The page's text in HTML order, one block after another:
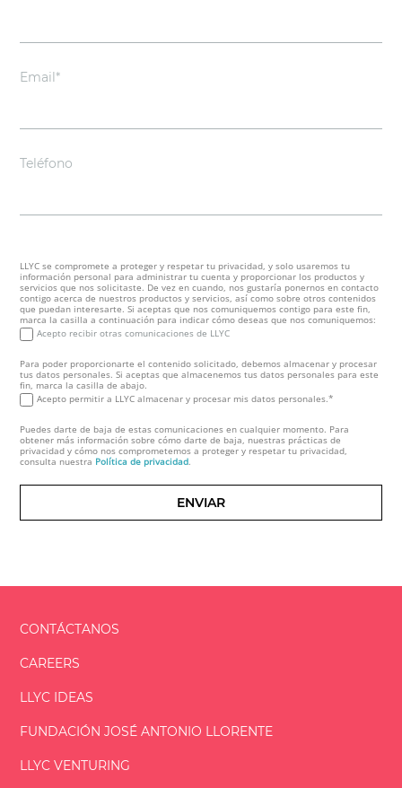
Email*
Teléfono
LLYC se compromete a proteger y respetar tu privacidad, y solo usaremos tu
información personal para administrar tu cuenta y proporcionar los productos y
servicios que nos solicitaste. De vez en cuando, nos gustaría ponernos en contacto
contigo acerca de nuestros productos y servicios, así como sobre otros contenidos
que puedan interesarte. Si aceptas que nos comuniquemos contigo para este fin,
marca la casilla a continuación para indicar cómo deseas que nos comuniquemos:
Acepto recibir otras comunicaciones de LLYC
Para poder proporcionarte el contenido solicitado, debemos almacenar y procesar
tus datos personales. Si aceptas que almacenemos tus datos personales para este
fin, marca la casilla de abajo.
Acepto permitir a LLYC almacenar y procesar mis datos personales.*
Puedes darte de baja de estas comunicaciones en cualquier momento. Para
obtener más información sobre cómo darte de baja, nuestras prácticas de
privacidad y cómo nos comprometemos a proteger y respetar tu privacidad,
consulta nuestra Política de privacidad
CONTÁCTANOS
CAREERS
LLYC IDEAS
FUNDACIÓNJOSÉ ANTONIO LLORENTE
LLYC VENTURING